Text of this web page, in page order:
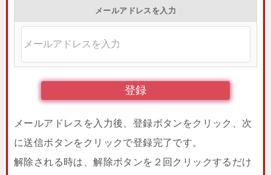
メールアドレスを入力
メールアドレスを入力後、登録ボタンをクリック、次
に送信ボタンをクリックで登録完了です。
解除される時は、解除ボタンを２回クリックするだけ